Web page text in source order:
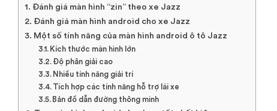
Đánh giá màn hình “zin” theo xe Jazz
Đánh giá màn hình android cho xe Jazz
Một số tính năng của màn hình android ô tô Jazz
Kích thước màn hình lớn
Độ phân giải cao
Nhiều tính năng giải trí
Tích hợp các tính năng hỗ trợ lái xe
Bản đồ dẫn đường thông minh